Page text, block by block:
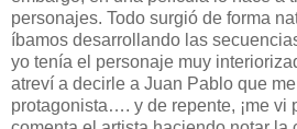
personajes. Todo surgió de forma
íbamos desarrollando las
yo tenía el personaje muy
atreví a decirle a Juan Pablo que
protagonista…. y de repente, ¡me vi